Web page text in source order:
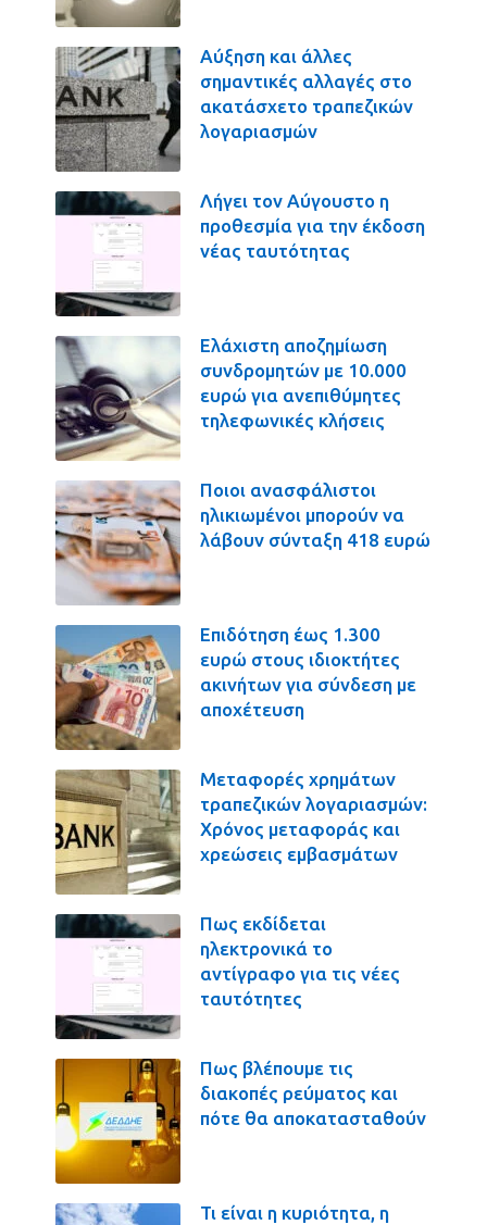
Αύξηση και άλλες
σημαντικές αλλαγές στο
ακατάσχετο τραπεζικών
λογαριασμών
Λήγει τον Αύγουστο η
προθεσμία για την έκδοση
νέας ταυτότητας
Ελάχιστη αποζημίωση
συνδρομητών με 10.000
ευρώ για ανεπιθύμητες
τηλεφωνικές κλήσεις
Ποιοι ανασφάλιστοι
ηλικιωμένοι μπορούν να
λάβουν σύνταξη 418 ευρώ
Επιδότηση έως 1.300
ευρώ στους ιδιοκτήτες
ακινήτων για σύνδεση με
αποχέτευση
Μεταφορές χρημάτων
τραπεζικών λογαριασμών:
Χρόνος μεταφοράς και
χρεώσεις εμβασμάτων
Πως εκδίδεται
ηλεκτρονικά το
αντίγραφο για τις νέες
ταυτότητες
Πως βλέπουμε τις
διακοπές ρεύματος και
πότε θα αποκατασταθούν
Τι είναι η κυριότητα, η